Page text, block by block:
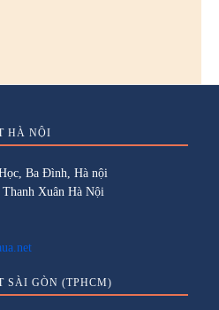
HÀ NỘI
Ba Đình, Hà nội
Xuân Hà Nội
SÀI GÒN (TPHCM)